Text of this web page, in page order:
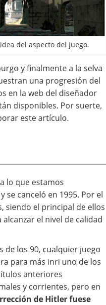
del aspecto del juego.
y finalmente a la selva
una progresión del
en la web del diseñador
disponibles. Por suerte,
este artículo.
lo que estamos
se canceló en 1995. Por el
siendo el principal de ellos
el nivel de calidad
de los 90, cualquier juego
para más inri uno de los
anteriores
y corrientes, pero en
de Hitler fuese